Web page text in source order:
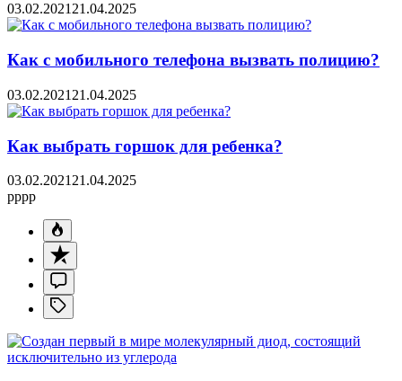
03.02.2021 21.04.2025
Как с мобильного телефона вызвать полицию?
03.02.2021 21.04.2025
Как выбрать горшок для ребенка?
03.02.2021 21.04.2025
pppp